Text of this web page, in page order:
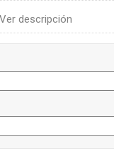
Ver descripción